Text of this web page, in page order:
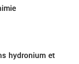
hydronium et